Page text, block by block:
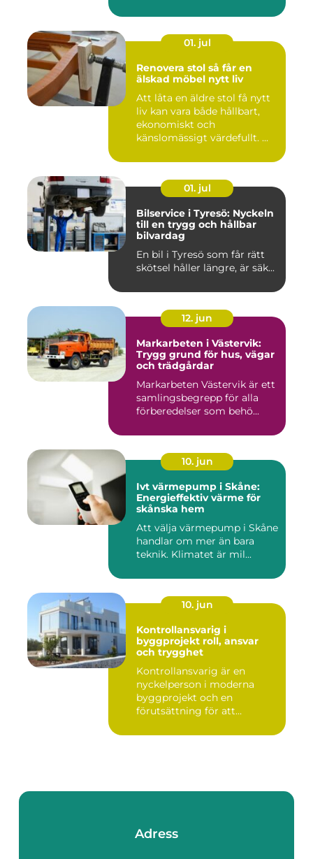
01. jul
Renovera stol så får en
älskad möbel nytt liv
Att låta en äldre stol få nytt
liv kan vara både hållbart,
ekonomiskt och
känslomässigt värdefullt. ...
01. jul
Bilservice i Tyresö: Nyckeln
till en trygg och hållbar
bilvardag
En bil i Tyresö som får rätt
skötsel håller längre, är säk...
12. jun
Markarbeten i Västervik:
Trygg grund för hus, vägar
och trädgårdar
Markarbeten Västervik är ett
samlingsbegrepp för alla
förberedelser som behö...
10. jun
Ivt värmepump i Skåne:
Energieffektiv värme för
skånska hem
Att välja värmepump i Skåne
handlar om mer än bara
teknik. Klimatet är mil...
10. jun
Kontrollansvarig i
byggprojekt roll, ansvar
och trygghet
Kontrollansvarig är en
nyckelperson i moderna
byggprojekt och en
förutsättning för att
Adress